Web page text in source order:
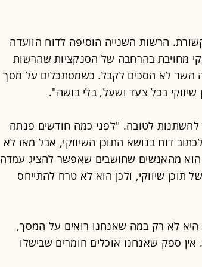
הרשות השנייה הוסיפה לדוח הוועדה
מחויבת בהרחבה של הסנקציות שהרשות
השר לא הסכים לקבל. כשמסתכלים על מסך
שיווקי בכל צעד ושעל, בלי בושה".
לטובה. "לפני כמה חודשים פנתה
דוח בנושא התוכן השיווקי, אבל מאז לא
הוא מהאנשים שחושבים שאפשר להציג עמדה
תוכן שיווקי, ולכן הוא לא טרח להתייחס
היא לא רק במה שאנחנו רואים על המסך,
ספק שאנחנו אוכלים חומרים שבישלו